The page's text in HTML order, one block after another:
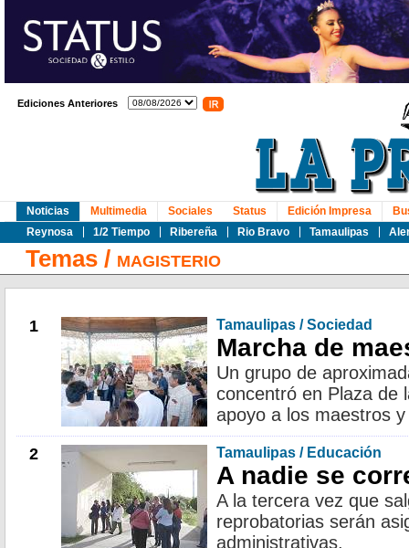
Ediciones Anteriores
Noticias
Reynosa
1/2 Tiempo Ribereña Rio Bravo Tamaulipas
Multimedia Sociales Status Edición Impresa
Temas / MAGISTERIO
1 Tamaulipas / Sociedad
Marcha de
Un grupo de
concentró en Plaza de
apoyo a los maestros
2 Tamaulipas / Educación
A nadie se
A la tercera vez que
reprobatorias serán
administrativas.